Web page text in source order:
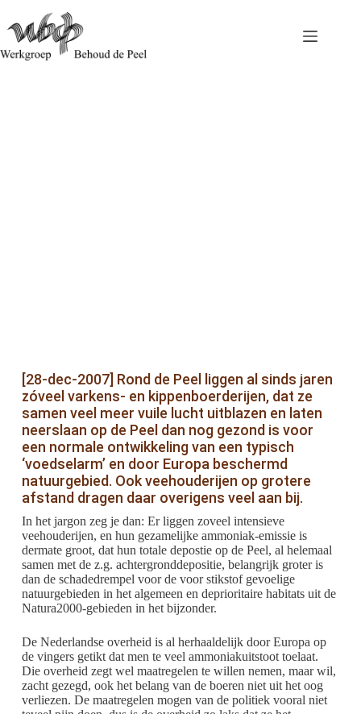
[28-dec-2007] Rond de Peel liggen al sinds jaren
zóveel varkens- en kippenboerderijen, dat ze
samen veel meer vuile lucht uitblazen en laten
neerslaan op de Peel dan nog gezond is voor
een normale ontwikkeling van een typisch
‘voedselarm’ en door Europa beschermd
natuurgebied. Ook veehouderijen op grotere
afstand dragen daar overigens veel aan bij.
In het jargon zeg je dan: Er liggen zoveel intensieve
veehouderijen, en hun gezamelijke ammoniak-emissie is
dermate groot, dat hun totale depostie op de Peel, al helemaal
samen met de z.g. achtergronddepositie, belangrijk groter is
dan de schadedrempel voor de voor stikstof gevoelige
natuurgebieden in het algemeen en deprioritaire habitats uit de
Natura2000-gebieden in het bijzonder.
De Nederlandse overheid is al herhaaldelijk door Europa op
de vingers getikt dat men te veel ammoniakuitstoot toelaat.
Die overheid zegt wel maatregelen te willen nemen, maar wil,
zacht gezegd, ook het belang van de boeren niet uit het oog
verliezen. De maatregelen mogen van de politiek vooral niet